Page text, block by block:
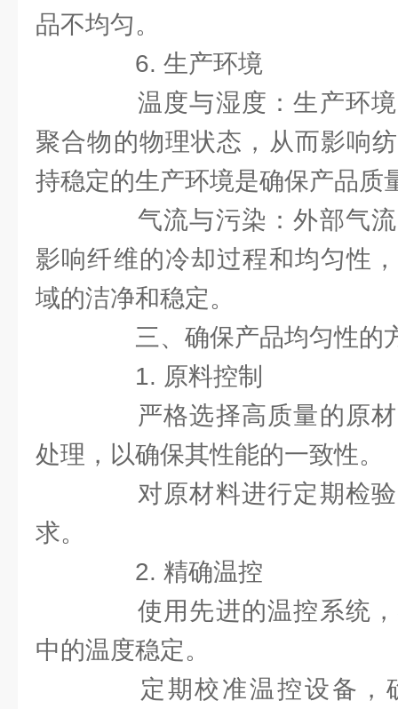
品不均匀。
6. 生产环境
温度与湿度：生产环境
聚合物的物理状态，从而影响
持稳定的生产环境是确保产品质
气流与污染：外部气流
影响纤维的冷却过程和均匀性
域的洁净和稳定。
三、确保产品均匀性的
1. 原料控制
严格选择高质量的原材
处理，以确保其性能的一致性。
对原材料进行定期检验
求。
2. 精确温控
使用先进的温控系统，
中的温度稳定。
定期校准温控设备，